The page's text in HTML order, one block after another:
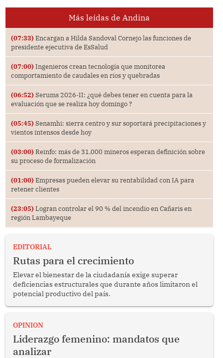
Más leídas de Andina
(07:33) Encargan a Hilda Sandoval Cornejo las funciones de
presidente ejecutiva de EsSalud
(07:00) Ingenieros crean tecnología que monitorea
comportamiento de caudales en ríos y quebradas
(06:52) Serums 2026-II: ¿qué debes tener en cuenta para la
evaluación que se realiza hoy domingo ?
(05:45) Senamhi: sierra centro y sur soportará precipitaciones y
vientos intensos desde hoy
(03:00) Reinfo: más de 31,000 mineros esperan definición sobre
su proceso de formalización
(01:00) Empresas pueden elevar su rentabilidad con IA para
retener clientes
(23:05) Logran controlar el 90 % del incendio en Cañaris en
región Lambayeque
EDITORIAL
Rutas para el crecimiento
Elevar el bienestar de la ciudadanía exige superar
deficiencias estructurales que durante años limitaron el
potencial productivo del país.
OPINION
Liderazgo femenino: mandatos que
analizar